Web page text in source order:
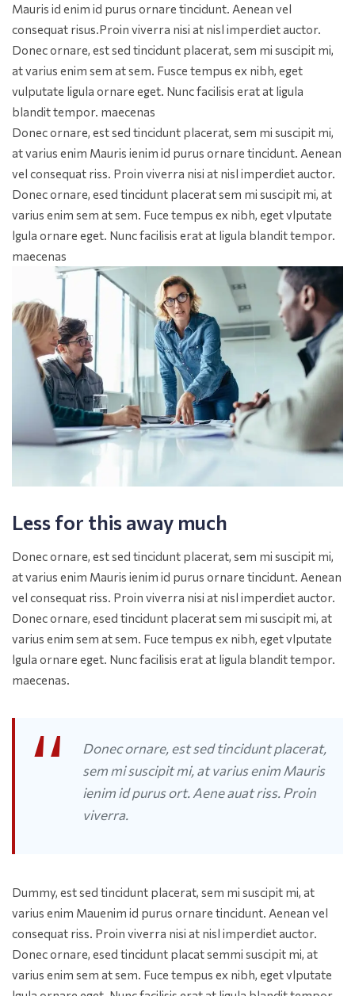
Mauris id enim id purus ornare tincidunt. Aenean vel
consequat risus.Proin viverra nisi at nisl imperdiet auctor.
Donec ornare, est sed tincidunt placerat, sem mi suscipit mi,
at varius enim sem at sem. Fusce tempus ex nibh, eget
vulputate ligula ornare eget. Nunc facilisis erat at ligula
blandit tempor. maecenas
Donec ornare, est sed tincidunt placerat, sem mi suscipit mi,
at varius enim Mauris ienim id purus ornare tincidunt. Aenean
vel consequat riss. Proin viverra nisi at nisl imperdiet auctor.
Donec ornare, esed tincidunt placerat sem mi suscipit mi, at
varius enim sem at sem. Fuce tempus ex nibh, eget vlputate
lgula ornare eget. Nunc facilisis erat at ligula blandit tempor.
maecenas
Less for this away much
Donec ornare, est sed tincidunt placerat, sem mi suscipit mi,
at varius enim Mauris ienim id purus ornare tincidunt. Aenean
vel consequat riss. Proin viverra nisi at nisl imperdiet auctor.
Donec ornare, esed tincidunt placerat sem mi suscipit mi, at
varius enim sem at sem. Fuce tempus ex nibh, eget vlputate
lgula ornare eget. Nunc facilisis erat at ligula blandit tempor.
maecenas.
Donec ornare, est sed tincidunt placerat,
sem mi suscipit mi, at varius enim Mauris
ienim id purus ort. Aene auat riss. Proin
viverra.
Dummy, est sed tincidunt placerat, sem mi suscipit mi, at
varius enim Mauenim id purus ornare tincidunt. Aenean vel
consequat riss. Proin viverra nisi at nisl imperdiet auctor.
Donec ornare, esed tincidunt placat semmi suscipit mi, at
varius enim sem at sem. Fuce tempus ex nibh, eget vlputate